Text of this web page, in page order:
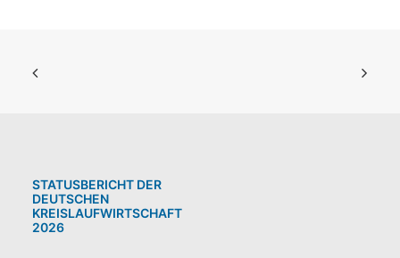
STATUSBERICHT DER
DEUTSCHEN
KREISLAUFWIRTSCHAFT
2026